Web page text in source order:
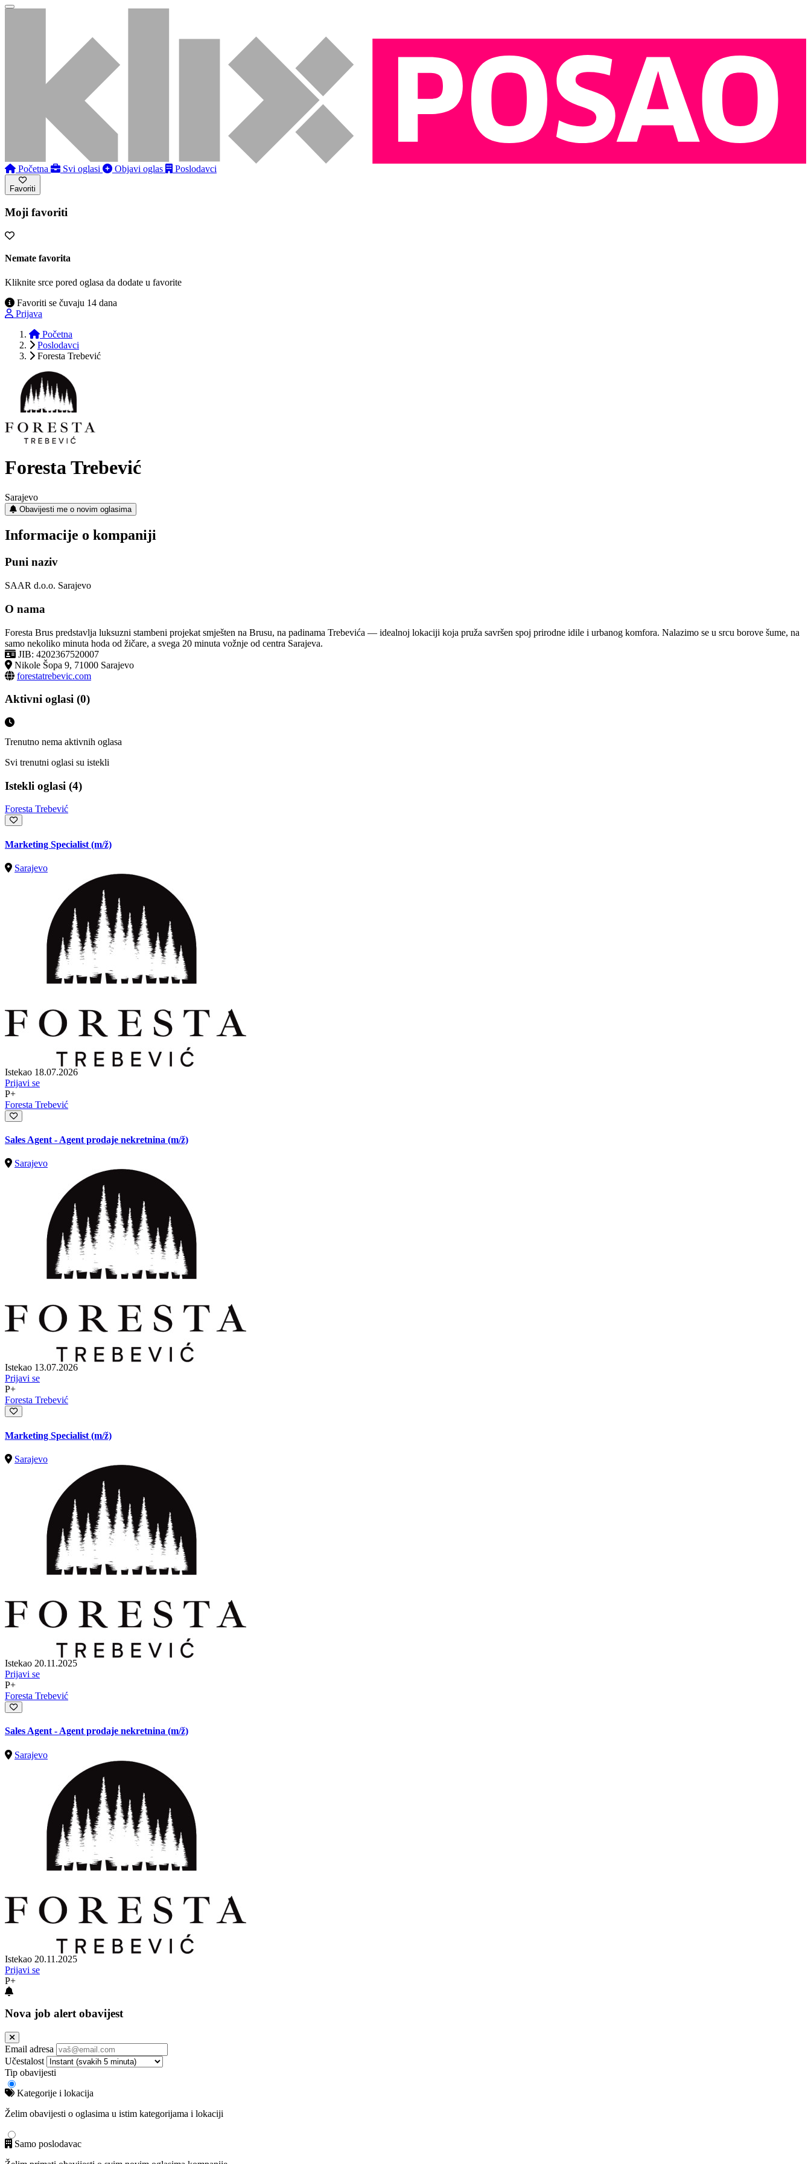
Početna Svi oglasi Objavi oglas Poslodavci
Favoriti
Moji favoriti
Nemate favorita
Kliknite srce pored oglasa da dodate u favorite
Favoriti se čuvaju 14 dana
Prijava
Početna
Poslodavci
Foresta Trebević
Foresta Trebević
Sarajevo
Obavijesti me o novim oglasima
Informacije o kompaniji
Puni naziv
SAAR d.o.o. Sarajevo
O nama
Foresta Brus predstavlja luksuzni stambeni projekat smješten na Brusu, na padinama Trebevića — idealnoj lokaciji koja pruža savršen spoj prirodne idile i urbanog komfora. Nalazimo se u srcu borove šume, na
samo nekoliko minuta hoda od žičare, a svega 20 minuta vožnje od centra Sarajeva.
JIB: 4202367520007
Nikole Šopa 9, 71000 Sarajevo
forestatrebevic.com
Aktivni oglasi (0)
Trenutno nema aktivnih oglasa
Svi trenutni oglasi su istekli
Istekli oglasi (4)
Foresta Trebević
Marketing Specialist (m/ž)
Sarajevo
Istekao 18.07.2026
Prijavi se
P+
Foresta Trebević
Sales Agent - Agent prodaje nekretnina (m/ž)
Sarajevo
Istekao 13.07.2026
Prijavi se
P+
Foresta Trebević
Marketing Specialist (m/ž)
Sarajevo
Istekao 20.11.2025
Prijavi se
P+
Foresta Trebević
Sales Agent - Agent prodaje nekretnina (m/ž)
Sarajevo
Istekao 20.11.2025
Prijavi se
P+
Nova job alert obavijest
Email adresa
Učestalost
Tip obavijesti
Kategorije i lokacija
Želim obavijesti o oglasima u istim kategorijama i lokaciji
Samo poslodavac